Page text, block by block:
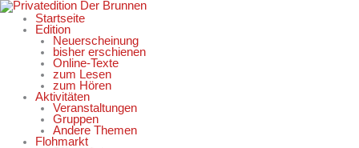
Zum
Inhalt
springen
Startseite
Edition
Neuerscheinung
bisher erschienen
Online-Texte
zum Lesen
zum Hören
Aktivitäten
Veranstaltungen
Gruppen
Andere Themen
Flohmarkt